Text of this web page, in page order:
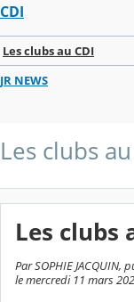
CDI
Les clubs au CDI
JR NEWS
Les clubs
Les clubs
Par SOPHIE
le mercredi 11 mars